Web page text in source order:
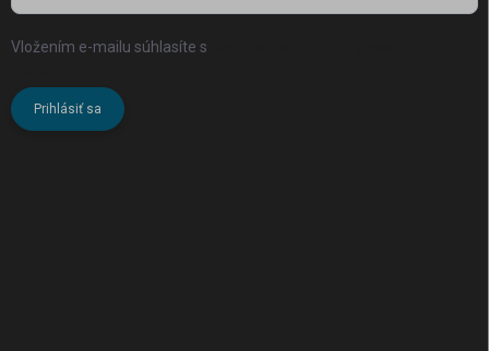
Vložením e-mailu súhlasíte s
Prihlásiť sa